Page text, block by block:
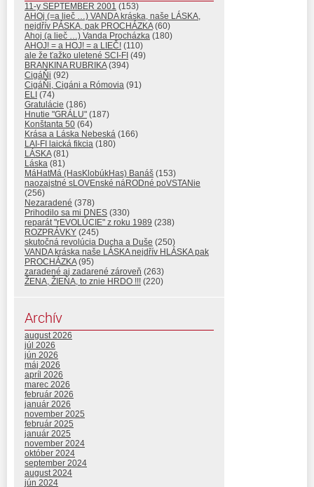
11-y SEPTEMBER 2001 (153)
AHOj (=a lieč …) VANDA kráska, naše LÁSKA,
nejdřív PÁSKA, pak PROCHÁZKA(60)
Ahoj (a lieč …) Vanda Procházka (180)
AHOJ! = a HOJ! = a LIEČ! (110)
ale že ťažko uletené SCI-FI (49)
BRANKINA RUBRIKA(394)
CigáŇi (92)
CigáŇi, Cigáni a Rómovia (91)
ELI (74)
Gratulácie (186)
Hnutie "GRÁLU" (187)
Konštanta 50 (64)
Krása a Láska Nebeská (166)
LAI-FI laická fikcia (180)
LÁSKA(81)
Láska (81)
MáHatMá (HasKlobúkHas) Banáš (153)
naozajstné sLOVEnské náRODné poVSTANie
(256)
Nezaradené (378)
Prihodilo sa mi DNES (330)
reparát "rEVOLÚCIE" z roku 1989 (238)
ROZPRÁVKY (245)
skutočná revolúcia Ducha a Duše (250)
VANDA kráska naše LÁSKA nejdřív HLÁSKA pak
PROCHÁZKA(95)
zaradené aj zadarené zároveň (263)
ŽENA, ŽIEŇA, to znie HRDO !!! (220)
Archív
august 2026
júl 2026
jún 2026
máj 2026
apríl 2026
marec 2026
február 2026
január 2026
november 2025
február 2025
január 2025
november 2024
október 2024
september 2024
august 2024
jún 2024